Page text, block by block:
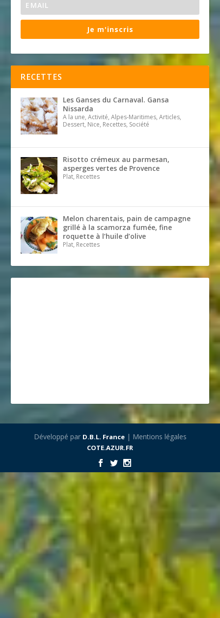
Je m'inscris
RECETTES
Les Ganses du Carnaval. Gansa
Nissarda
A la une, Activité, Alpes-Maritimes, Articles,
Dessert, Nice, Recettes, Société
Risotto crémeux au parmesan,
asperges vertes de Provence
Plat, Recettes
Melon charentais, pain de campagne
grillé à la scamorza fumée, fine
roquette à l’huile d’olive
Plat, Recettes
Développé par D.B.L. France| Mentions légales
COTE.AZUR.FR